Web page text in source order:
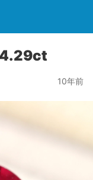
10年前